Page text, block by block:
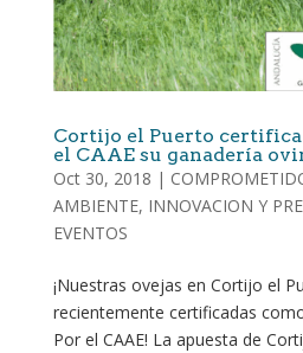
Cortijo el Puerto certifica
el CAAE su ganadería
Oct 30, 2018 |
AMBIENTE, INNOVACION Y
EVENTOS
¡Nuestras ovejas en Cortijo el
recientemente certificadas
Por el CAAE! La apuesta de